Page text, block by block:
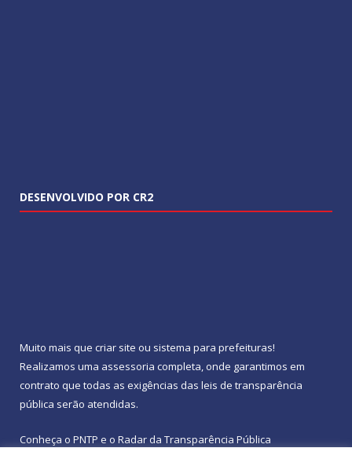
DESENVOLVIDO POR CR2
Muito mais que criar site ou sistema para prefeituras!
Realizamos uma assessoria completa, onde garantimos em
contrato que todas as exigências das leis de transparência
pública serão atendidas.
Conheça o PNTP e o Radar da Transparência Pública